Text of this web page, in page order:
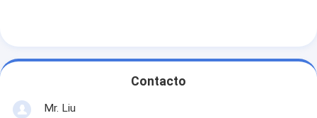
Contacto
Mr. Liu